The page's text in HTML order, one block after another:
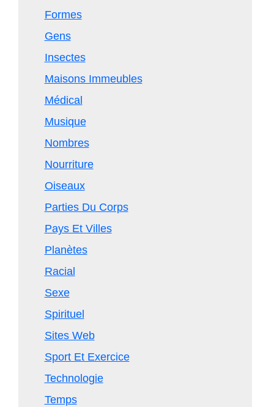
Formes
Gens
Insectes
Maisons Immeubles
Médical
Musique
Nombres
Nourriture
Oiseaux
Parties Du Corps
Pays Et Villes
Planètes
Racial
Sexe
Spirituel
Sites Web
Sport Et Exercice
Technologie
Temps